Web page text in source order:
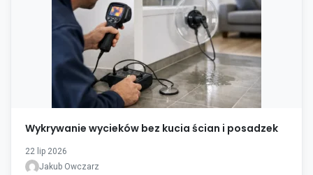
Wykrywanie wycieków bez kucia ścian i posadzek
22 lip 2026
Jakub Owczarz